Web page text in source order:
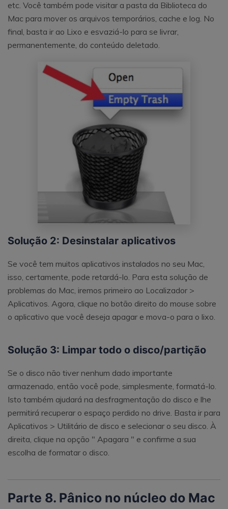
etc. Você também pode visitar a pasta da Biblioteca do
Mac para mover os arquivos temporários, cache e log. No
final, basta ir ao Lixo e esvaziá-lo para se livrar,
permanentemente, do conteúdo deletado.
Solução 2: Desinstalar aplicativos
Se você tem muitos aplicativos instalados no seu Mac,
isso, certamente, pode retardá-lo. Para esta solução de
problemas do Mac, iremos primeiro ao Localizador >
Aplicativos. Agora, clique no botão direito do mouse sobre
o aplicativo que você deseja apagar e mova-o para o lixo.
Solução 3: Limpar todo o disco/partição
Se o disco não tiver nenhum dado importante
armazenado, então você pode, simplesmente, formatá-lo.
Isto também ajudará na desfragmentação do disco e lhe
permitirá recuperar o espaço perdido no drive. Basta ir para
Aplicativos > Utilitário de disco e selecionar o seu disco. À
direita, clique na opção " Apagara " e confirme a sua
escolha de formatar o disco.
Parte 8. Pânico no núcleo do Mac